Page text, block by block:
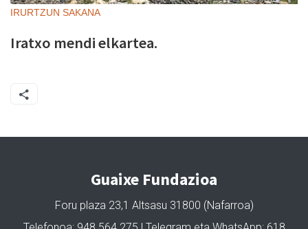
IRURTZUN SAKANA
Iratxo mendi elkartea.
Guaixe Fundazioa
Foru plaza 23,1 Altsasu 31800 (Nafarroa)